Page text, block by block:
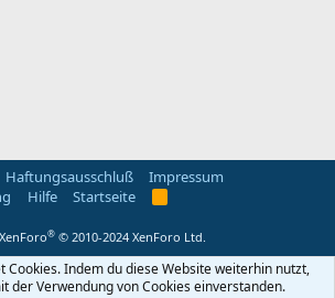
Haftungsausschluß
Impressum
Hilfe Startseite
R
S
® © 2010-2024 XenForo Ltd.
Cookies. Indem du diese Website weiterhin nutzt,
der Verwendung von Cookies einverstanden.